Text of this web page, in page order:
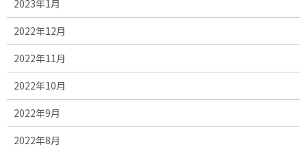
2023年1月
2022年12月
2022年11月
2022年10月
2022年9月
2022年8月